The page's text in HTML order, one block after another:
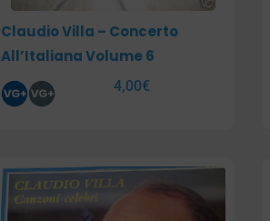
Claudio Villa – Concerto
All’Italiana Volume 6
4,00€